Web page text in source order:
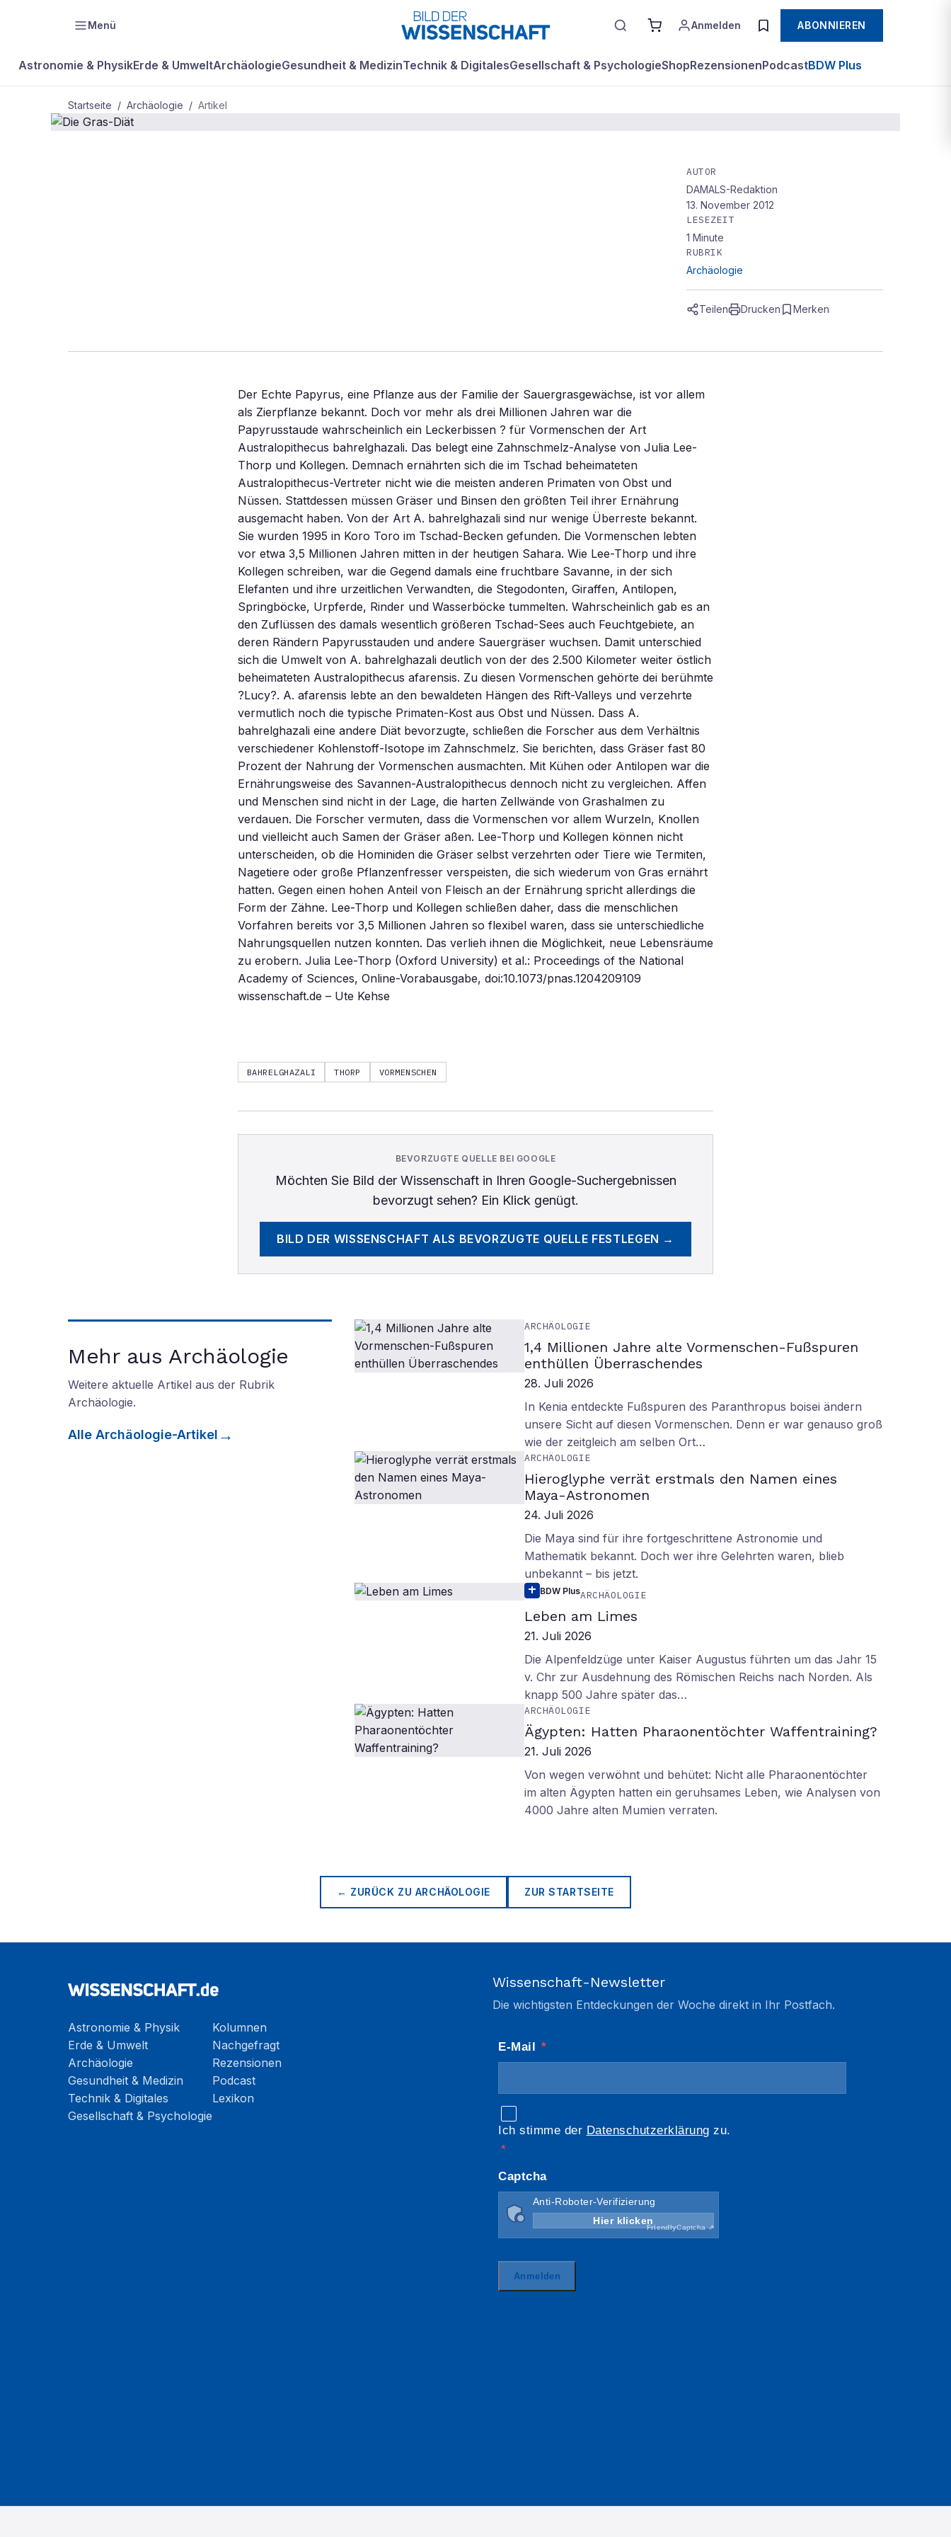
Menü Anmelden ABONNIEREN
Astronomie & PhysikErde & UmweltArchäologieGesundheit & MedizinTechnik & DigitalesGesellschaft & PsychologieShopRezensionenPodcastBDW Plus
Startseite / Archäologie / Artikel
AUTOR
DAMALS-Redaktion
13. November 2012
LESEZEIT
1 Minute
RUBRIK
Archäologie
Teilen Drucken Merken
Der Echte Papyrus, eine Pflanze aus der Familie der Sauergrasgewächse, ist vor allem
als Zierpflanze bekannt. Doch vor mehr als drei Millionen Jahren war die
Papyrusstaude wahrscheinlich ein Leckerbissen ? für Vormenschen der Art
Australopithecus bahrelghazali. Das belegt eine Zahnschmelz-Analyse von Julia Lee-
Thorp und Kollegen. Demnach ernährten sich die im Tschad beheimateten
Australopithecus-Vertreter nicht wie die meisten anderen Primaten von Obst und
Nüssen. Stattdessen müssen Gräser und Binsen den größten Teil ihrer Ernährung
ausgemacht haben. Von der Art A. bahrelghazali sind nur wenige Überreste bekannt.
Sie wurden 1995 in Koro Toro im Tschad-Becken gefunden. Die Vormenschen lebten
vor etwa 3,5 Millionen Jahren mitten in der heutigen Sahara. Wie Lee-Thorp und ihre
Kollegen schreiben, war die Gegend damals eine fruchtbare Savanne, in der sich
Elefanten und ihre urzeitlichen Verwandten, die Stegodonten, Giraffen, Antilopen,
Springböcke, Urpferde, Rinder und Wasserböcke tummelten. Wahrscheinlich gab es an
den Zuflüssen des damals wesentlich größeren Tschad-Sees auch Feuchtgebiete, an
deren Rändern Papyrusstauden und andere Sauergräser wuchsen. Damit unterschied
sich die Umwelt von A. bahrelghazali deutlich von der des 2.500 Kilometer weiter östlich
beheimateten Australopithecus afarensis. Zu diesen Vormenschen gehörte dei berühmte
?Lucy?. A. afarensis lebte an den bewaldeten Hängen des Rift-Valleys und verzehrte
vermutlich noch die typische Primaten-Kost aus Obst und Nüssen. Dass A.
bahrelghazali eine andere Diät bevorzugte, schließen die Forscher aus dem Verhältnis
verschiedener Kohlenstoff-Isotope im Zahnschmelz. Sie berichten, dass Gräser fast 80
Prozent der Nahrung der Vormenschen ausmachten. Mit Kühen oder Antilopen war die
Ernährungsweise des Savannen-Australopithecus dennoch nicht zu vergleichen. Affen
und Menschen sind nicht in der Lage, die harten Zellwände von Grashalmen zu
verdauen. Die Forscher vermuten, dass die Vormenschen vor allem Wurzeln, Knollen
und vielleicht auch Samen der Gräser aßen. Lee-Thorp und Kollegen können nicht
unterscheiden, ob die Hominiden die Gräser selbst verzehrten oder Tiere wie Termiten,
Nagetiere oder große Pflanzenfresser verspeisten, die sich wiederum von Gras ernährt
hatten. Gegen einen hohen Anteil von Fleisch an der Ernährung spricht allerdings die
Form der Zähne. Lee-Thorp und Kollegen schließen daher, dass die menschlichen
Vorfahren bereits vor 3,5 Millionen Jahren so flexibel waren, dass sie unterschiedliche
Nahrungsquellen nutzen konnten. Das verlieh ihnen die Möglichkeit, neue Lebensräume
zu erobern. Julia Lee-Thorp (Oxford University) et al.: Proceedings of the National
Academy of Sciences, Online-Vorabausgabe, doi:10.1073/pnas.1204209109
wissenschaft.de – Ute Kehse
BAHRELGHAZALI THORP VORMENSCHEN
BEVORZUGTE QUELLE BEI GOOGLE
Möchten Sie Bild der Wissenschaftin Ihren Google-Suchergebnissen
bevorzugt sehen? Ein Klick genügt.
BILD DER WISSENSCHAFT ALS BEVORZUGTE QUELLE FESTLEGEN →
Mehr aus Archäologie
Weitere aktuelle Artikel aus der Rubrik
Archäologie.
Alle Archäologie-Artikel
ARCHÄOLOGIE
1,4 Millionen Jahre alte Vormenschen-Fußspuren
enthüllen Überraschendes
28. Juli 2026
In Kenia entdeckte Fußspuren des Paranthropus boisei ändern
unsere Sicht auf diesen Vormenschen. Denn er war genauso groß
wie der zeitgleich am selben Ort…
ARCHÄOLOGIE
Hieroglyphe verrät erstmals den Namen eines
Maya-Astronomen
24. Juli 2026
Die Maya sind für ihre fortgeschrittene Astronomie und
Mathematik bekannt. Doch wer ihre Gelehrten waren, blieb
unbekannt – bis jetzt.
BDW PlusARCHÄOLOGIE
Leben am Limes
21. Juli 2026
Die Alpenfeldzüge unter Kaiser Augustus führten um das Jahr 15
v. Chr zur Ausdehnung des Römischen Reichs nach Norden. Als
knapp 500 Jahre später das…
ARCHÄOLOGIE
Ägypten: Hatten Pharaonentöchter Waffentraining?
21. Juli 2026
Von wegen verwöhnt und behütet: Nicht alle Pharaonentöchter
im alten Ägypten hatten ein geruhsames Leben, wie Analysen von
4000 Jahre alten Mumien verraten.
← ZURÜCK ZU ARCHÄOLOGIE ZUR STARTSEITE
Astronomie & Physik
Erde & Umwelt
Archäologie
Gesundheit & Medizin
Technik & Digitales
Gesellschaft & Psychologie
Kolumnen
Nachgefragt
Rezensionen
Podcast
Lexikon
Wissenschaft-Newsletter
Die wichtigsten Entdeckungen der Woche direkt in Ihr Postfach.